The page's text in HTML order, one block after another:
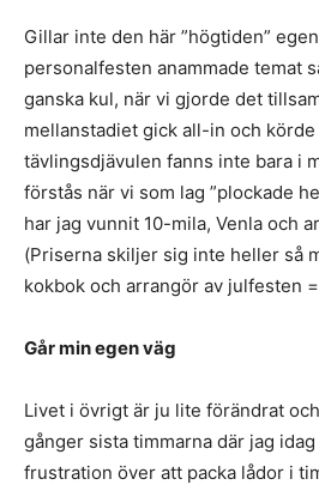
Gillar inte den här ”högtiden”
personalfesten anammade temat
ganska kul, när vi gjorde det
mellanstadiet gick all-in och körde
tävlingsdjävulen fanns inte bara i
förstås när vi som lag ”plockade
har jag vunnit 10-mila, Venla och
(Priserna skiljer sig inte heller så
kokbok och arrangör av julfesten
Går min egen väg
Livet i övrigt är ju lite förändrat
gånger sista timmarna där jag
frustration över att packa lådor i